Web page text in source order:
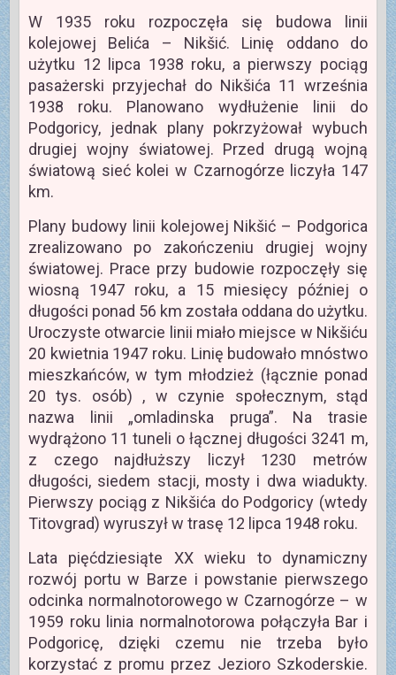
W 1935 roku rozpoczęła się budowa linii
kolejowej Belića – Nikšić. Linię oddano do
użytku 12 lipca 1938 roku, a pierwszy pociąg
pasażerski przyjechał do Nikšića 11 września
1938 roku. Planowano wydłużenie linii do
Podgoricy, jednak plany pokrzyżował wybuch
drugiej wojny światowej. Przed drugą wojną
światową sieć kolei w Czarnogórze liczyła 147
km.
Plany budowy linii kolejowej Nikšić – Podgorica
zrealizowano po zakończeniu drugiej wojny
światowej. Prace przy budowie rozpoczęły się
wiosną 1947 roku, a 15 miesięcy później o
długości ponad 56 km została oddana do użytku.
Uroczyste otwarcie linii miało miejsce w Nikšiću
20 kwietnia 1947 roku. Linię budowało mnóstwo
mieszkańców, w tym młodzież (łącznie ponad
20 tys. osób) , w czynie społecznym, stąd
nazwa linii „omladinska pruga”. Na trasie
wydrążono 11 tuneli o łącznej długości 3241 m,
z czego najdłuższy liczył 1230 metrów
długości, siedem stacji, mosty i dwa wiadukty.
Pierwszy pociąg z Nikšića do Podgoricy (wtedy
Titovgrad) wyruszył w trasę 12 lipca 1948 roku.
Lata pięćdziesiąte XX wieku to dynamiczny
rozwój portu w Barze i powstanie pierwszego
odcinka normalnotorowego w Czarnogórze – w
1959 roku linia normalnotorowa połączyła Bar i
Podgoricę, dzięki czemu nie trzeba było
korzystać z promu przez Jezioro Szkoderskie.